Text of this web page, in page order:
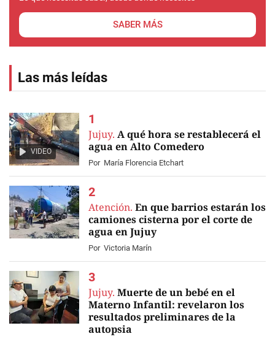
SABER MÁS
Las más leídas
VIDEO
Jujuy. A qué hora se restablecerá el
agua en Alto Comedero
Por María Florencia Etchart
Atención. En que barrios estarán los
camiones cisterna por el corte de
agua en Jujuy
Por Victoria Marín
Jujuy. Muerte de un bebé en el
Materno Infantil: revelaron los
resultados preliminares de la
autopsia